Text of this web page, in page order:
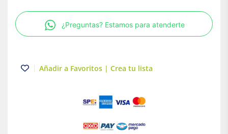
60W
Tecnolite
cantidad
¿Preguntas? Estamos para atenderte
Añadir a Favoritos | Crea tu lista